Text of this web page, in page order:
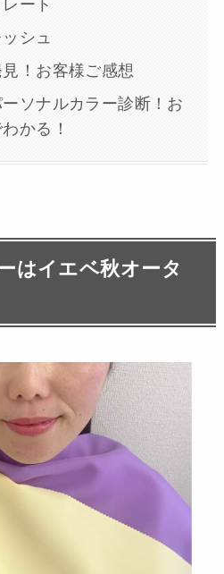
ート
シュ
！お客様ご感想
ソナルカラー診断！お
かる！
はイエベ秋オータ